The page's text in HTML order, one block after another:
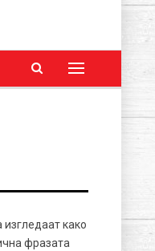
како
фразата